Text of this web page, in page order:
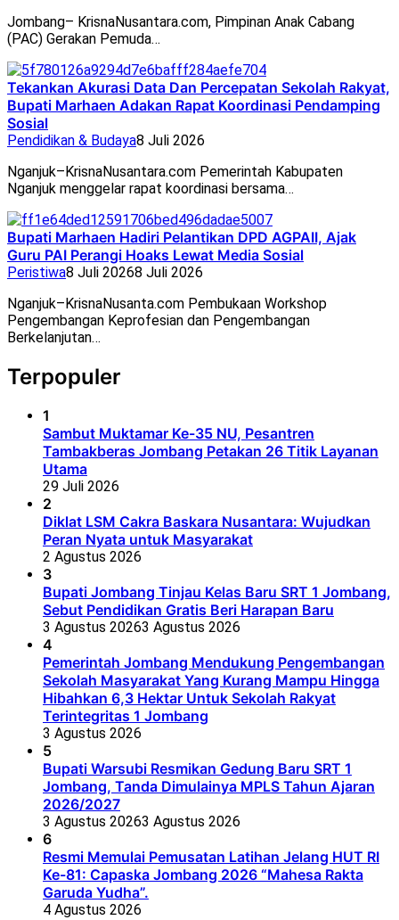
Jombang– KrisnaNusantara.com, Pimpinan Anak Cabang
(PAC) Gerakan Pemuda…
Tekankan Akurasi Data Dan Percepatan Sekolah Rakyat,
Bupati Marhaen Adakan Rapat Koordinasi Pendamping
Sosial
Pendidikan & Budaya8 Juli 2026
Nganjuk–KrisnaNusantara.com Pemerintah Kabupaten
Nganjuk menggelar rapat koordinasi bersama…
Bupati Marhaen Hadiri Pelantikan DPD AGPAII, Ajak
Guru PAI Perangi Hoaks Lewat Media Sosial
Peristiwa8 Juli 20268 Juli 2026
Nganjuk–KrisnaNusanta.com Pembukaan Workshop
Pengembangan Keprofesian dan Pengembangan
Berkelanjutan…
Terpopuler
1
Sambut Muktamar Ke-35 NU, Pesantren
Tambakberas Jombang Petakan 26 Titik Layanan
Utama
29 Juli 2026
2
Diklat LSM Cakra Baskara Nusantara: Wujudkan
Peran Nyata untuk Masyarakat
2 Agustus 2026
3
Bupati Jombang Tinjau Kelas Baru SRT 1 Jombang,
Sebut Pendidikan Gratis Beri Harapan Baru
3 Agustus 20263 Agustus 2026
4
Pemerintah Jombang Mendukung Pengembangan
Sekolah Masyarakat Yang Kurang Mampu Hingga
Hibahkan 6,3 Hektar Untuk Sekolah Rakyat
Terintegritas 1 Jombang
3 Agustus 2026
5
Bupati Warsubi Resmikan Gedung Baru SRT 1
Jombang, Tanda Dimulainya MPLS Tahun Ajaran
2026/2027
3 Agustus 20263 Agustus 2026
6
Resmi Memulai Pemusatan Latihan Jelang HUT RI
Ke-81: Capaska Jombang 2026 “Mahesa Rakta
Garuda Yudha”.
4 Agustus 2026